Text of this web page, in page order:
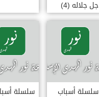
جل جلاله (4)
سلسلة أسباب
سلسلة